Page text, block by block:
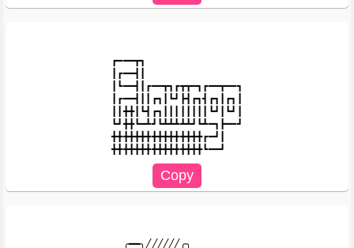
┏━━━┳┓
┃┏━━┫┃
┃┗━━┫┃┏━━┳┓┏┳┳━┓┏━━┳━━┓
┃┏━━┫┃┃┏┓┃┗┛┣┫┏┓┫┏┓┃┏┓┃
┃┃╋╋┃┗┫┏┓┃┃┃┃┃┃┃┃┗┛┃┗┛┃
┗┛╋╋┗━┻┛┗┻┻┻┻┻┛┗┻━┓┣━━┛
╋╋╋╋╋╋╋╋╋╋╋╋╋╋╋╋┏━┛┃
╭━━╮╱╱╱╱╱╱╭╮